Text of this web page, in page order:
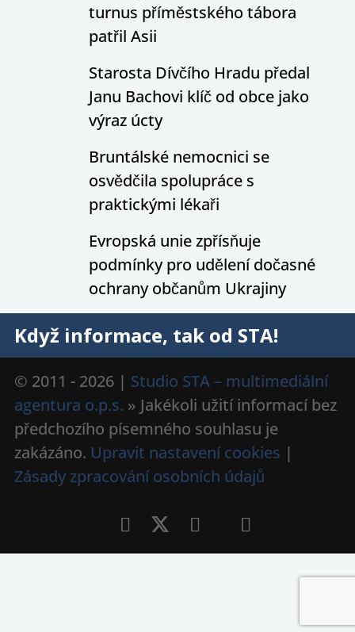
turnus příměstského tábora
patřil Asii
Starosta Dívčího Hradu předal
Janu Bachovi klíč od obce jako
výraz úcty
Bruntálské nemocnici se
osvědčila spolupráce s
praktickými lékaři
Evropská unie zpřísňuje
podmínky pro udělení dočasné
ochrany občanům Ukrajiny
Když informace, tak od STA!
© 2011 - 2026 | Studio STA – multimediální
agentura o.p.s. » Jakékoli užití informací bez
předchozího písemného souhlasu je
zakázáno. Upravit nastavení cookies |
Zásady zpracování osobních údajů